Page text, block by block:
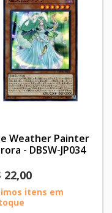
Weather Painter
- DBSW-JP034
22,00
itens em